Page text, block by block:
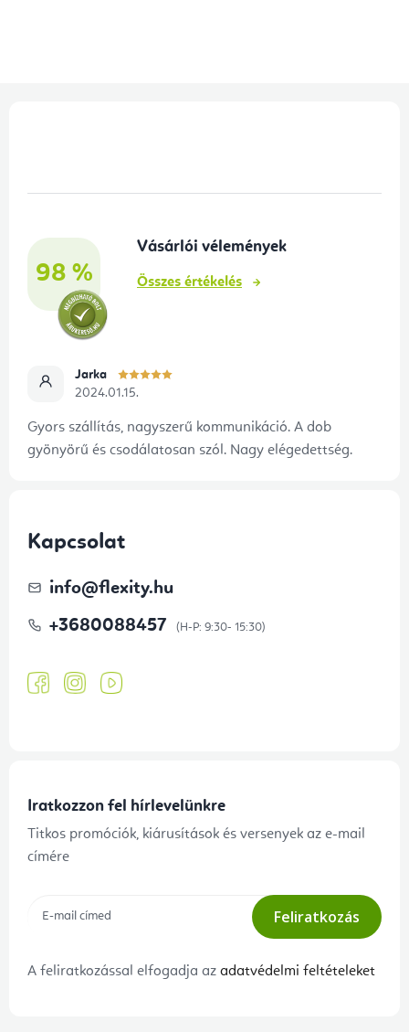
98 %
Vásárlói vélemények
Összes értékelés
Jarka
2024.01.15.
Gyors szállítás, nagyszerű kommunikáció. A dob
gyönyörű és csodálatosan szól. Nagy elégedettség.
Kapcsolat
info@flexity.hu
+3680088457
Iratkozzon fel hírlevelünkre
Titkos promóciók, kiárusítások és versenyek az e-mail
címére
Feliratkozás
A feliratkozással elfogadja az adatvédelmi feltételeket